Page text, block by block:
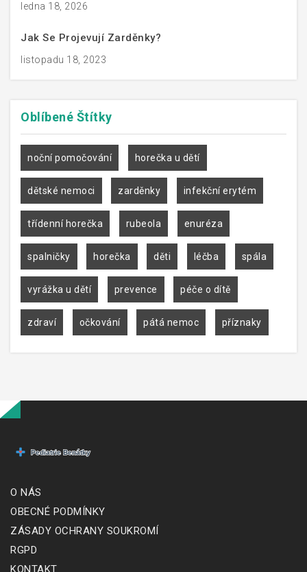
ledna 18, 2026
Jak Se Projevují Zarděnky?
listopadu 18, 2023
Oblíbené Štítky
noční pomočování horečka u dětí
dětské nemoci zarděnky infekční erytém
třídenní horečka rubeola enuréza
spalničky horečka děti léčba spála
vyrážka u dětí prevence péče o dítě
zdraví očkování pátá nemoc příznaky
O NÁS
OBECNÉ PODMÍNKY
ZÁSADY OCHRANY SOUKROMÍ
RGPD
KONTAKT